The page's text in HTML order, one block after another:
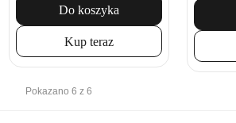
Do koszyka
Kup teraz
Pokazano 6 z 6